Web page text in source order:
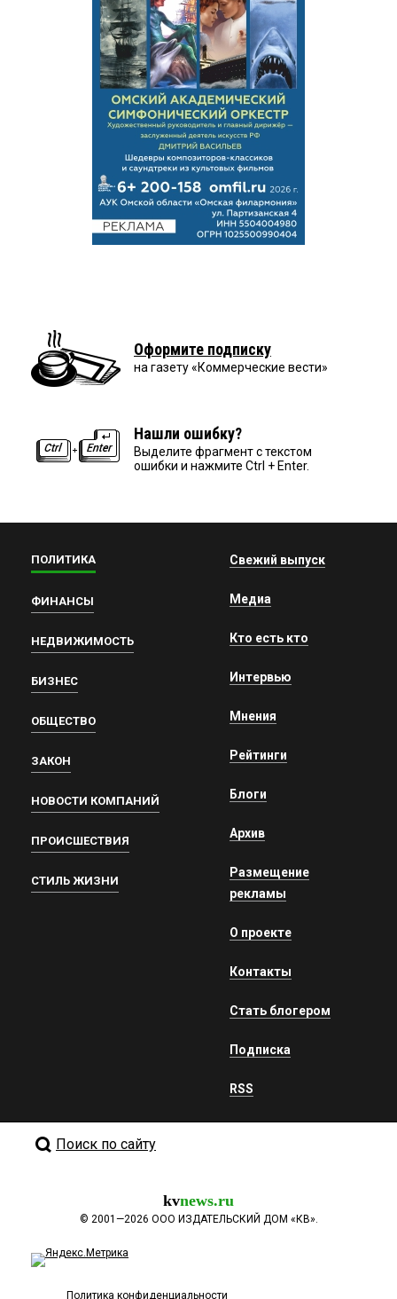
Оформите подписку
на газету «Коммерческие вести»
Нашли ошибку?
Выделите фрагмент с текстом
ошибки и нажмите Ctrl + Enter.
ПОЛИТИКА
ФИНАНСЫ
НЕДВИЖИМОСТЬ
БИЗНЕС
ОБЩЕСТВО
ЗАКОН
НОВОСТИ КОМПАНИЙ
ПРОИСШЕСТВИЯ
СТИЛЬ ЖИЗНИ
Свежий выпуск
Медиа
Кто есть кто
Интервью
Мнения
Рейтинги
Блоги
Архив
Размещение
рекламы
О проекте
Контакты
Стать блогером
Подписка
RSS
Поиск по сайту
kvnews.ru
© 2001—2026 ООО ИЗДАТЕЛЬСКИЙ ДОМ «КВ».
Политика конфиденциальности